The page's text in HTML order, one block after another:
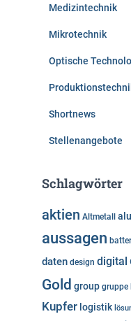
Medizintechnik
Mikrotechnik
Optische
Shortnews
Stellenangebote
Schlagwörter
aktien Altmetall
aussagen
daten design digital
Gold group gruppe
Kupfer logistik